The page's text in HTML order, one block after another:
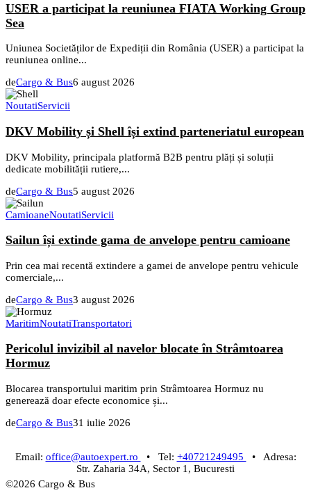
USER a participat la reuniunea FIATA Working Group
Sea
Uniunea Societăților de Expediții din România (USER) a participat la
reuniunea online...
deCargo & Bus6 august 2026
NoutatiServicii
DKV Mobility și Shell își extind parteneriatul european
DKV Mobility, principala platformă B2B pentru plăți și soluții
dedicate mobilității rutiere,...
deCargo & Bus5 august 2026
CamioaneNoutatiServicii
Sailun își extinde gama de anvelope pentru camioane
Prin cea mai recentă extindere a gamei de anvelope pentru vehicule
comerciale,...
deCargo & Bus3 august 2026
MaritimNoutatiTransportatori
Pericolul invizibil al navelor blocate în Strâmtoarea
Hormuz
Blocarea transportului maritim prin Strâmtoarea Hormuz nu
generează doar efecte economice și...
deCargo & Bus31 iulie 2026
Email: office@autoexpert.ro • Tel: +40721249495
• Adresa:
Str. Zaharia 34A, Sector 1, Bucuresti
©2026 Cargo & Bus